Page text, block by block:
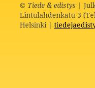
© Tiede & edistys |
Lintulahdenkatu 3
Helsinki |